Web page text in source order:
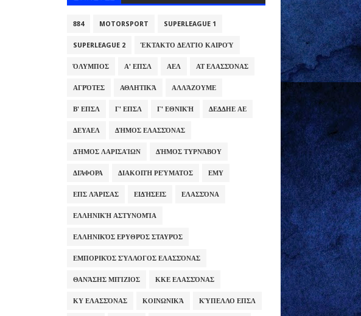
884 MOTORSPORT SUPERLEAGUE 1
SUPERLEAGUE 2 ΈΚΤΑΚΤΟ ΔΕΛΤΊΟ ΚΑΙΡΟΎ
ΌΛΥΜΠΟΣ Α' ΕΠΣΛ ΑΕΛ ΑΤ ΕΛΑΣΣΌΝΑΣ
ΑΓΡΌΤΕΣ ΑΘΛΗΤΙΚΆ ΑΛΛΆΖΟΥΜΕ
Β' ΕΠΣΛ Γ' ΕΠΣΛ Γ' ΕΘΝΙΚΉ ΔΕΔΔΗΕ ΑΕ
ΔΕΥΑΕΛ ΔΉΜΟΣ ΕΛΑΣΣΌΝΑΣ
ΔΉΜΟΣ ΛΑΡΙΣΑΊΩΝ ΔΉΜΟΣ ΤΥΡΝΆΒΟΥ
ΔΙΆΦΟΡΑ ΔΙΑΚΟΠΉ ΡΕΎΜΑΤΟΣ ΕΜΥ
ΕΠΣ ΛΆΡΙΣΑΣ ΕΙΔΉΣΕΙΣ ΕΛΑΣΣΌΝΑ
ΕΛΛΗΝΙΚΉ ΑΣΤΥΝΟΜΊΑ
ΕΛΛΗΝΙΚΌΣ ΕΡΥΘΡΌΣ ΣΤΑΥΡΌΣ
ΕΜΠΟΡΙΚΌΣ ΣΎΛΛΟΓΟΣ ΕΛΑΣΣΌΝΑΣ
ΘΑΝΆΣΗΣ ΜΠΊΖΙΟΣ ΚΚΕ ΕΛΑΣΣΌΝΑΣ
ΚΥ ΕΛΑΣΣΌΝΑΣ ΚΟΙΝΩΝΙΚΆ ΚΎΠΕΛΛΟ ΕΠΣΛ